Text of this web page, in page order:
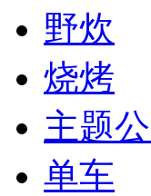
野炊
烧烤
主题
单车